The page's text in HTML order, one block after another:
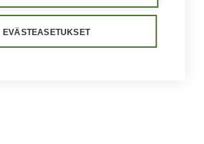
EVÄSTEASETUKSET